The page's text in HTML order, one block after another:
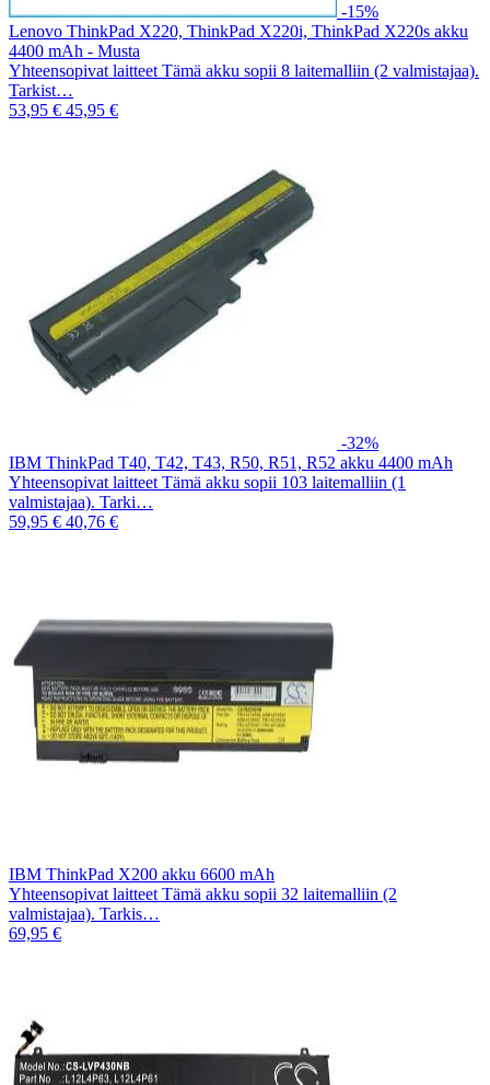
-15%
Lenovo ThinkPad X220, ThinkPad X220i, ThinkPad X220s akku
4400 mAh - Musta
Yhteensopivat laitteet Tämä akku sopii 8 laitemalliin (2 valmistajaa).
Tarkist…
53,95 € 45,95 €
-32%
IBM ThinkPad T40, T42, T43, R50, R51, R52 akku 4400 mAh
Yhteensopivat laitteet Tämä akku sopii 103 laitemalliin (1
valmistajaa). Tarki…
59,95 € 40,76 €
IBM ThinkPad X200 akku 6600 mAh
Yhteensopivat laitteet Tämä akku sopii 32 laitemalliin (2
valmistajaa). Tarkis…
69,95 €